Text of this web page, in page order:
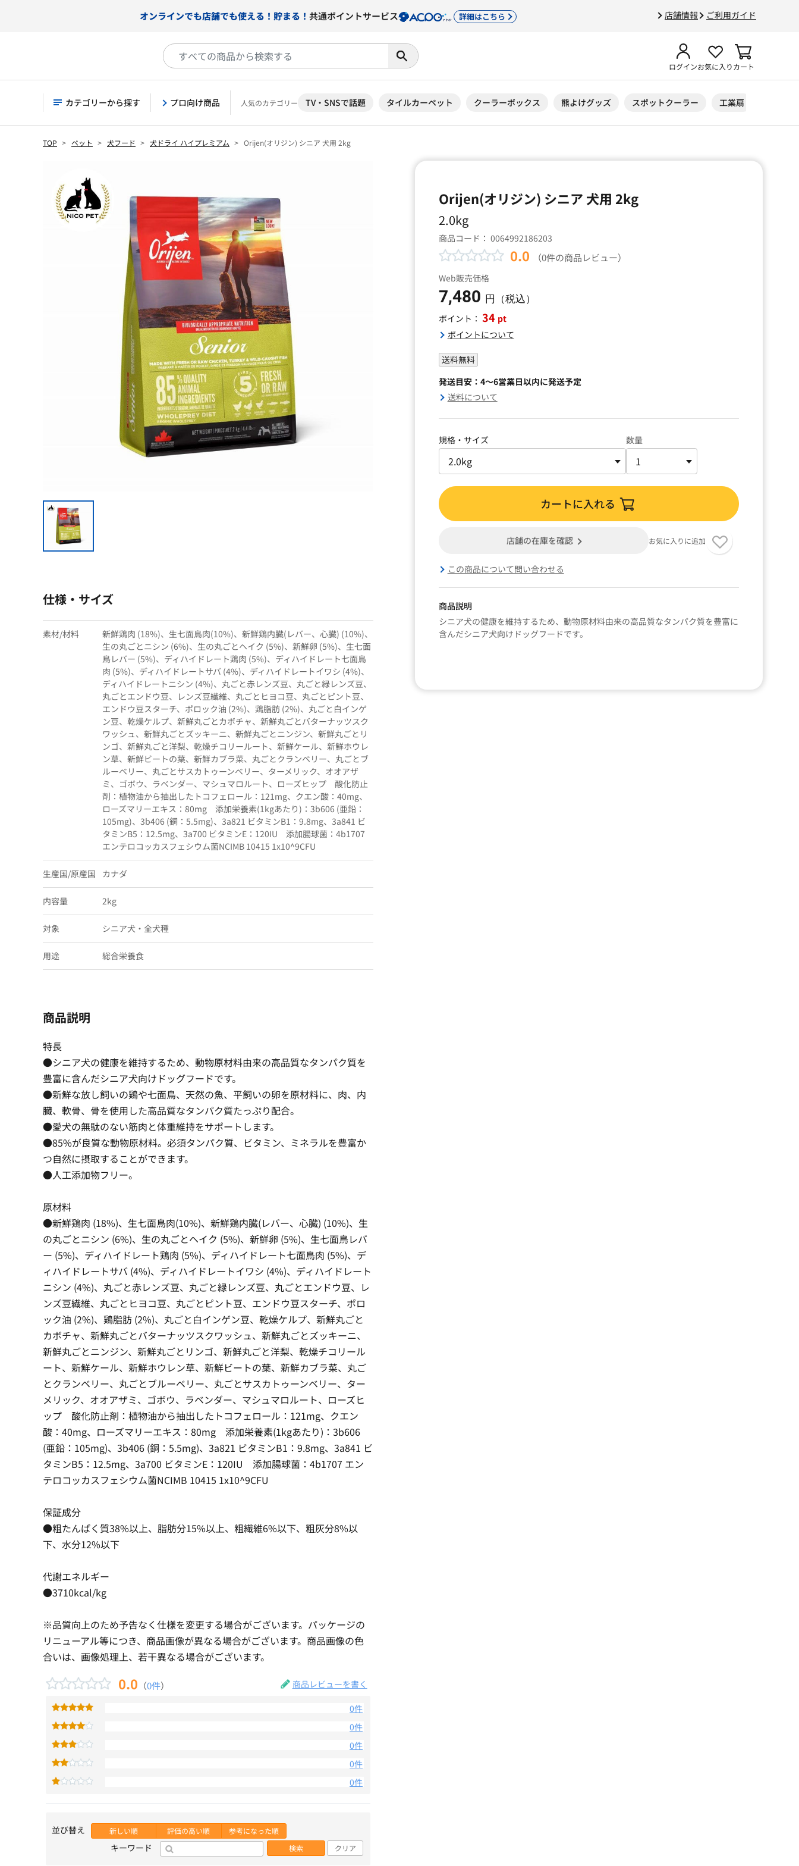
店舗情報 ご利用ガイド
オンラインでも店舗でも使える！貯まる！ 共通ポイントサービス 詳細はこちら
ログインお気に入りカート
カテゴリーから探す プロ向け商品 人気のカテゴリー TV・SNSで話題 タイルカーペット クーラーボックス 熊よけグッズ スポットクーラー 工業扇
TOP ペット 犬フード 犬ドライ ハイプレミアム Orijen(オリジン) シニア 犬用 2kg
Orijen(オリジン) シニア 犬用 2kg
2.0kg
商品コード： 0064992186203
0.0 （0件の商品レビュー）
Web販売価格
7,480 円（税込）
ポイント： 34 pt
ポイントについて
送料無料
発送目安：4～6営業日以内に発送予定
送料について
規格・サイズ 数量
カートに入れる
店舗の在庫を確認 お気に入りに追加
この商品について問い合わせる
商品説明
シニア犬の健康を維持するため、動物原材料由来の高品質なタンパク質を豊富に
含んだシニア犬向けドッグフードです。
仕様・サイズ
素材/材料
新鮮鶏肉 (18%)、生七面鳥肉(10%)、新鮮鶏内臓(レバー、心臓) (10%)、
生の丸ごとニシン (6%)、生の丸ごとヘイク (5%)、新鮮卵 (5%)、生七面
鳥レバー (5%)、ディハイドレート鶏肉 (5%)、ディハイドレート七面鳥
肉 (5%)、ディハイドレートサバ (4%)、ディハイドレートイワシ (4%)、
ディハイドレートニシン (4%)、丸ごと赤レンズ豆、丸ごと緑レンズ豆、
丸ごとエンドウ豆、レンズ豆繊維、丸ごとヒヨコ豆、丸ごとピント豆、
エンドウ豆スターチ、ポロック油 (2%)、鶏脂肪 (2%)、丸ごと白インゲ
ン豆、乾燥ケルプ、新鮮丸ごとカボチャ、新鮮丸ごとバターナッツスク
ワッシュ、新鮮丸ごとズッキーニ、新鮮丸ごとニンジン、新鮮丸ごとリ
ンゴ、新鮮丸ごと洋梨、乾燥チコリールート、新鮮ケール、新鮮ホウレ
ン草、新鮮ビートの葉、新鮮カブラ菜、丸ごとクランベリー、丸ごとブ
ルーベリー、丸ごとサスカトゥーンベリー、ターメリック、オオアザ
ミ、ゴボウ、ラベンダー、マシュマロルート、ローズヒップ 酸化防止
剤：植物油から抽出したトコフェロール：121mg、クエン酸：40mg、
ローズマリーエキス：80mg 添加栄養素(1kgあたり)：3b606 (亜鉛：
105mg)、3b406 (銅：5.5mg)、3a821 ビタミンB1：9.8mg、3a841 ビ
タミンB5：12.5mg、3a700 ビタミンE：120IU 添加腸球菌：4b1707
エンテロコッカスフェシウム菌NCIMB 10415 1x10^9CFU
生産国/原産国 カナダ
内容量 2kg
対象 シニア犬・全犬種
用途 総合栄養食
商品説明
特長
●シニア犬の健康を維持するため、動物原材料由来の高品質なタンパク質を
豊富に含んだシニア犬向けドッグフードです。
●新鮮な放し飼いの鶏や七面鳥、天然の魚、平飼いの卵を原材料に、肉、内
臓、軟骨、骨を使用した高品質なタンパク質たっぷり配合。
●愛犬の無駄のない筋肉と体重維持をサポートします。
●85%が良質な動物原材料。必須タンパク質、ビタミン、ミネラルを豊富か
つ自然に摂取することができます。
●人工添加物フリー。
原材料
●新鮮鶏肉 (18%)、生七面鳥肉(10%)、新鮮鶏内臓(レバー、心臓) (10%)、生
の丸ごとニシン (6%)、生の丸ごとヘイク (5%)、新鮮卵 (5%)、生七面鳥レバ
ー (5%)、ディハイドレート鶏肉 (5%)、ディハイドレート七面鳥肉 (5%)、デ
ィハイドレートサバ (4%)、ディハイドレートイワシ (4%)、ディハイドレート
ニシン (4%)、丸ごと赤レンズ豆、丸ごと緑レンズ豆、丸ごとエンドウ豆、レ
ンズ豆繊維、丸ごとヒヨコ豆、丸ごとピント豆、エンドウ豆スターチ、ポロ
ック油 (2%)、鶏脂肪 (2%)、丸ごと白インゲン豆、乾燥ケルプ、新鮮丸ごと
カボチャ、新鮮丸ごとバターナッツスクワッシュ、新鮮丸ごとズッキーニ、
新鮮丸ごとニンジン、新鮮丸ごとリンゴ、新鮮丸ごと洋梨、乾燥チコリール
ート、新鮮ケール、新鮮ホウレン草、新鮮ビートの葉、新鮮カブラ菜、丸ご
とクランベリー、丸ごとブルーベリー、丸ごとサスカトゥーンベリー、ター
メリック、オオアザミ、ゴボウ、ラベンダー、マシュマロルート、ローズヒ
ップ 酸化防止剤：植物油から抽出したトコフェロール：121mg、クエン
酸：40mg、ローズマリーエキス：80mg 添加栄養素(1kgあたり)：3b606
(亜鉛：105mg)、3b406 (銅：5.5mg)、3a821 ビタミンB1：9.8mg、3a841 ビ
タミンB5：12.5mg、3a700 ビタミンE：120IU 添加腸球菌：4b1707 エン
テロコッカスフェシウム菌NCIMB 10415 1x10^9CFU
保証成分
●粗たんぱく質38%以上、脂肪分15%以上、粗繊維6%以下、粗灰分8%以
下、水分12%以下
代謝エネルギー
●3710kcal/kg
※品質向上のため予告なく仕様を変更する場合がございます。パッケージの
リニューアル等につき、商品画像が異なる場合がございます。商品画像の色
合いは、画像処理上、若干異なる場合がございます。
0.0 （0件） 商品レビューを書く
0件
0件
0件
0件
0件
並び替え 新しい順 評価の高い順 参考になった順
キーワード 検索 クリア